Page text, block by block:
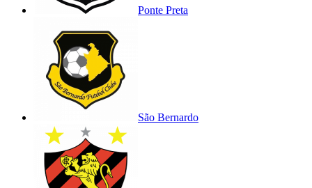
Ponte Preta
São Bernardo